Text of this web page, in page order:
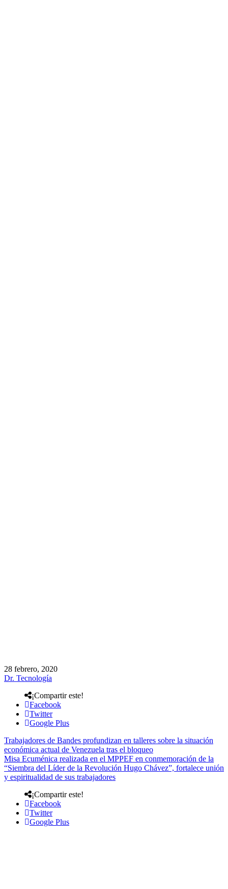
28 febrero, 2020
Dr. Tecnología
¡Compartir este!
Facebook
Twitter
Google Plus
Trabajadores de Bandes profundizan en talleres sobre la situación
económica actual de Venezuela tras el bloqueo
Misa Ecuménica realizada en el MPPEF en conmemoración de la
“Siembra del Líder de la Revolución Hugo Chávez”, fortalece unión
y espiritualidad de sus trabajadores
¡Compartir este!
Facebook
Twitter
Google Plus